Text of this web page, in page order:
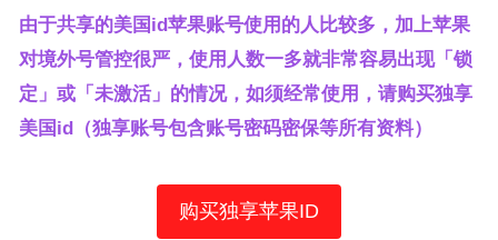
由于共享的美国id苹果账号使用的人比较多，加上苹果
对境外号管控很严，使用人数一多就非常容易出现「锁
定」或「未激活」的情况，如须经常使用，请购买独享
美国id（独享账号包含账号密码密保等所有资料）
购买独享苹果ID